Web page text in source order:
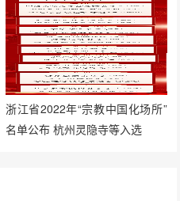
浙江省2022年“宗教中国化场所”
名单公布 杭州灵隐寺等入选